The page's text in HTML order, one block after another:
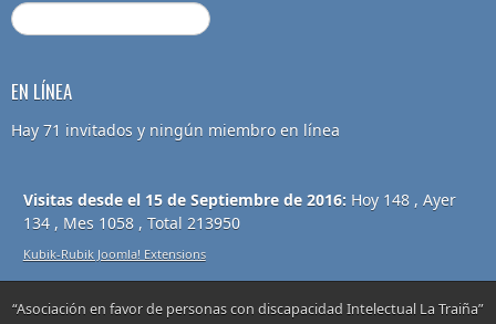
EN LÍNEA
Hay 71 invitados y ningún miembro en línea
Visitas desde el 15 de Septiembre de 2016: Hoy 148 , Ayer
134 , Mes 1058 , Total 213950
Kubik-Rubik Joomla! Extensions
“Asociación en favor de personas con discapacidad Intelectual La Traiña”